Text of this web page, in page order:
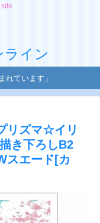
ライン
れています」
リズマ☆イリ
き下ろしB2
スエード[カ